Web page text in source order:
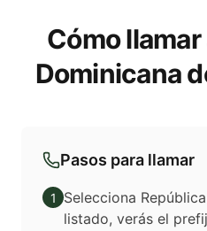
Cómo
Dominicana
Pasos para llamar
1
Selecciona
listado, verás el